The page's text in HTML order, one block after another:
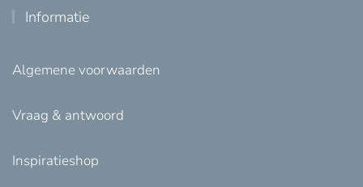
Informatie
Algemene voorwaarden
Vraag & antwoord
Inspiratieshop